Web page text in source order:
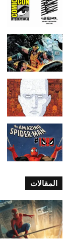
المقالات